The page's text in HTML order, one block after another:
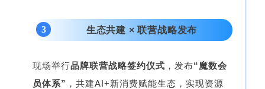
3 生态共建 × 联营战略发布
现场举行品牌联营战略签约仪式 ，发布“魔数会
员体系” ，共建AI+新消费赋能生态，实现资源